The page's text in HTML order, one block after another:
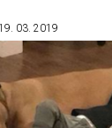
03. 2019